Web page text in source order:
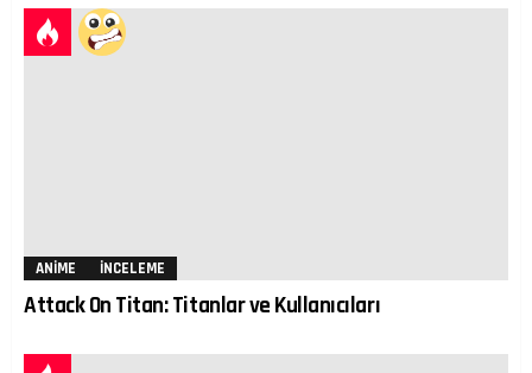
ANIME İNCELEME
Attack On Titan: Titanlar ve Kullanıcıları